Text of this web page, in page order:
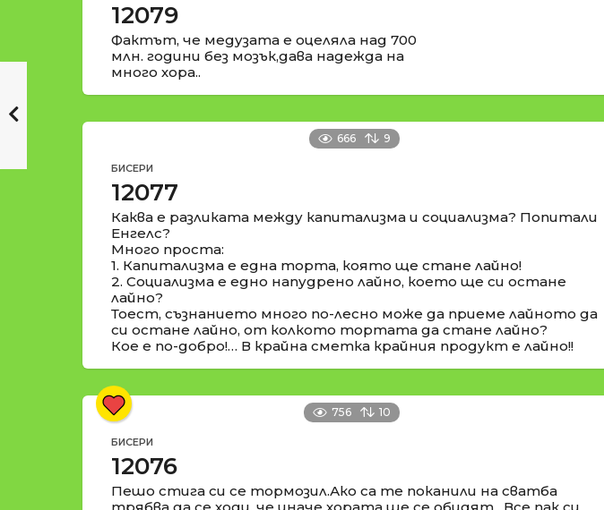
12079
Фактът, че медузата е оцеляла над 700
млн. години без мозък,дава надежда на
много хора..
666 9
БИСЕРИ
12077
Каква е разликата между капитализма и социализма? Попитали
Енгелс?
Много проста:
1. Капитализма е една торта, която ще стане лайно!
2. Социализма е едно напудрено лайно, което ще си остане
лайно?
Тоест, съзнанието много по-лесно може да приеме лайното да
си остане лайно, от колкото тортата да стане лайно?
Кое е по-добро!… В крайна сметка крайния продукт е лайно!!
756 10
БИСЕРИ
12076
Пешо стига си се тормозил.Ако са те поканили на сватба